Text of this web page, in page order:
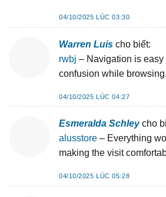
04/10/2025 LÚC 03:30
Warren Luis cho biết:
rwbj – Navigation is easy
confusion while browsing.
04/10/2025 LÚC 04:27
Esmeralda Schley cho
alusstore – Everything
making the visit
04/10/2025 LÚC 05:28